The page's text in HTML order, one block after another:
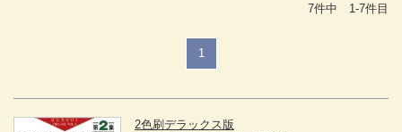
7件中 1-7件目
1
2色刷デラックス版